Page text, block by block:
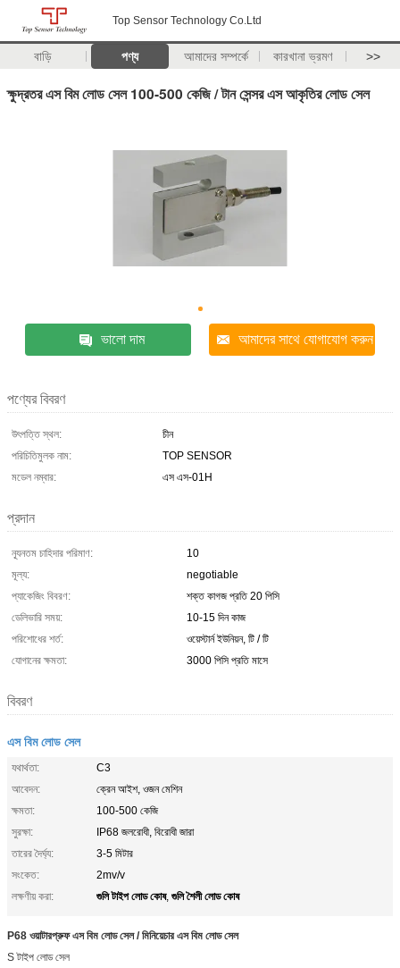
Top Sensor Technology Co.Ltd
বাড়ি পণ্য আমাদের সম্পর্কে কারখানা ভ্রমণ >>
ক্ষুদ্রতর এস বিম লোড সেল 100-500 কেজি / টান সেন্সর এস আকৃতির লোড সেল
ভালো দাম আমাদের সাথে যোগাযোগ করুন
পণ্যের বিবরণ
উৎপত্তি স্থল:
চীন
পরিচিতিমুলক নাম:
TOP SENSOR
মডেল নম্বার:
এস এস-01H
প্রদান
ন্যূনতম চাহিদার পরিমাণ:
10
মূল্য:
negotiable
প্যাকেজিং বিবরণ:
শক্ত কাগজ প্রতি 20 পিসি
ডেলিভারি সময়:
10-15 দিন কাজ
পরিশোধের শর্ত:
ওয়েস্টার্ন ইউনিয়ন, টি / টি
যোগানের ক্ষমতা:
3000 পিসি প্রতি মাসে
বিবরণ
এস বিম লোড সেল
যথার্থতা:
C3
আবেদন:
ক্রেন আইশ, ওজন মেশিন
ক্ষমতা:
100-500 কেজি
সুরক্ষা:
IP68 জলরোধী, বিরোধী জারা
তারের দৈর্ঘ্য:
3-5 মিটার
সংকেত:
2mv/v
লক্ষণীয় করা:
গুলি টাইপ লোড কোষ, গুলি শৈলী লোড কোষ
P68 ওয়াটারপ্রুফ এস বিম লোড সেল / মিনিয়েচার এস বিম লোড সেল
S টাইপ লোড সেল